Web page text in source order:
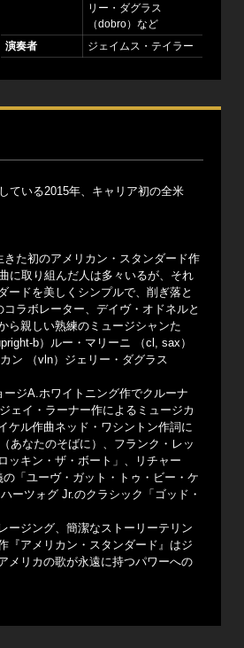
リー・ダグラス
（dobro）など
演奏者
ジェイムス・テイラー
ている2015年、キャリア初の全米
た初のアメリカン・スタンダード作
に取り組んだ人は多々いるが、それ
ードを美しくシンプルで、削ぎ落と
ラボレーター、デイヴ・オドネルと
ら親しい熟練のミュージシャンた
b）ルー・マリーニ （cl, sax）
ン （vln）ジェリー・ダグラス
ジA.ホワイトニング作でクルーナ
ェイ・ラーナー作によるミュージカ
ケル作曲ネッド・ワシントン作詞に
あなたのそばに）、フランク・レッ
ッキン・ザ・ボート」、リチャー
「ユーヴ・ガット・トゥ・ビー・ケ
ーツォグ Jr.のクラシック「ゴッド・
ージング、簡潔なストーリーテリン
『アメリカン・スタンダード』はジ
メリカの歌が永遠に持つパワーへの